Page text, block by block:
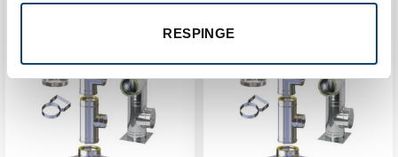
RESPINGE
Transport
Transport